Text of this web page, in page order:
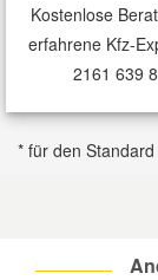
Kostenlose
erfahrene Kfz-
2161 639
* für den